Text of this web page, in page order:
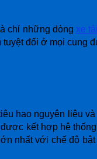
chỉ những dòng xe
tuyệt đối ở mọi cung
hao nguyên liệu
kết hợp hệ
nhất với chế độ